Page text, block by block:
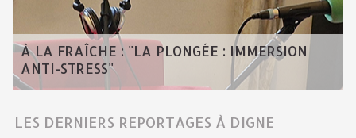
À LA FRAÎCHE : "LA PLONGÉE : IMMERSION
ANTI-STRESS"
LES DERNIERS REPORTAGES À DIGNE